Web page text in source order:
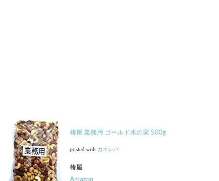
椿屋 業務用 ゴールド木の実 500g
posted with カエレバ
椿屋
Amazon